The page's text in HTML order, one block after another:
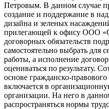
Петровым. В данном случае
создание и поддержание в
дизайна и зеленых
прилегающей к офису ООО
договорных обязательств
самостоятельно выбрать для
работы, а исполнение
оцениваться по результату.
основе гражданско-
включается в
организации. На него в
распространяться нормы